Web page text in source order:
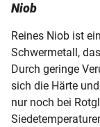
Niob
Reines Niob ist
Schwermetall,
Durch geringe
sich die Härte
nur noch bei